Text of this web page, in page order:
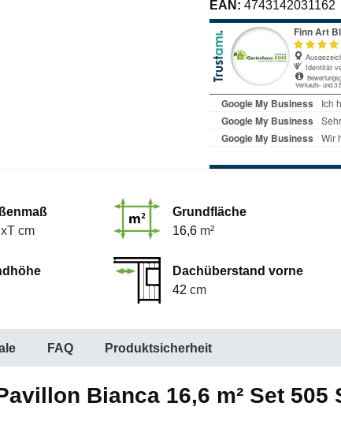
EAN: 4743142031162
cm
Grundfläche
16,6 m²
Dachüberstand vorne
42 cm
FAQ Produktsicherheit
Bianca 16,6 m² Set 505